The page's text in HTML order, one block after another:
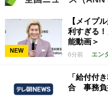
NEW
【メイプ
利すぎる
能動画＞
6分前 エン
「給付付
合 事務負